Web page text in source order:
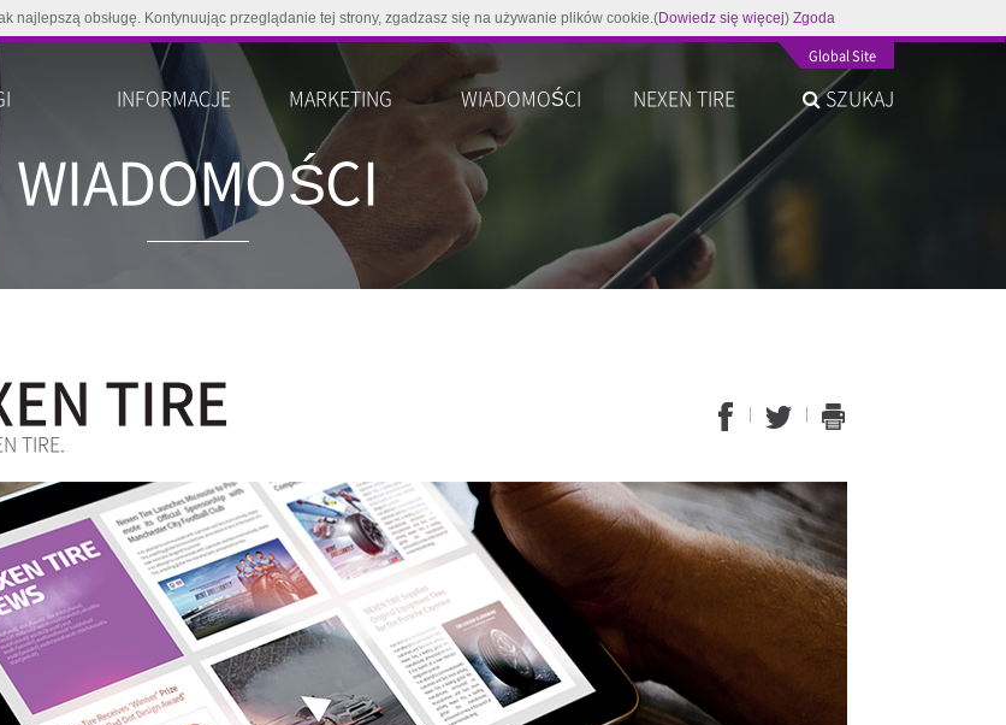
najlepszą obsługę. Kontynuując przeglądanie tej strony, zgadzasz się na używanie plików cookie.(Dowiedz się więcej) Zgoda
Global Site
INFORMACJE MARKETING WIADOMOŚCI NEXEN TIRE SZUKAJ
WIADOMOŚCI
TIRE
TIRE.